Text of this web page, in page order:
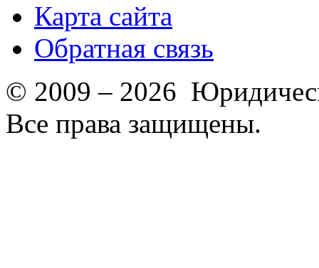
Карта сайта
Обратная связь
© 2009 – 2026
Все права защищены.